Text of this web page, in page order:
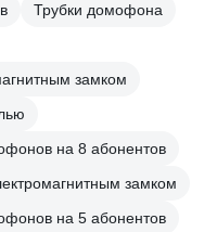
Трубки домофона
замком
на 8 абонентов
замком
на 5 абонентов